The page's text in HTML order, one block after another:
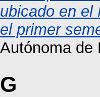
ubicado en el
el primer
Autónoma de
G